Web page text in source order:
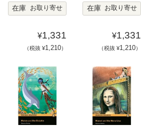
在庫 お取り寄せ
¥1,331
（税抜 ¥1,210）
在庫
お取り寄せ
¥1,331
（税抜 ¥1,210）